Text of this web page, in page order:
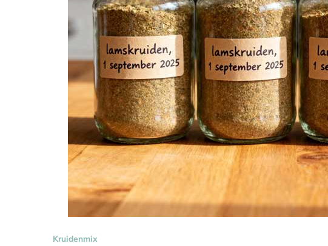
Kruidenmix